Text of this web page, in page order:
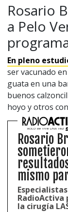
Rosario
a Pelo
En pleno
ser vacunado
guata en una
buenos
hoyo y otros
Rosario
mismo
RadioActiva
la cirugía